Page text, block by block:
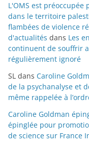
L'OMS est
dans le territoire
flambées de violence
d'actualités dans Les
continuent de souffrir
régulièrement ignoré
SL dans Caroline
de la psychanalyse et
même rappelée à
Caroline Goldman
épinglée pour
de science sur France